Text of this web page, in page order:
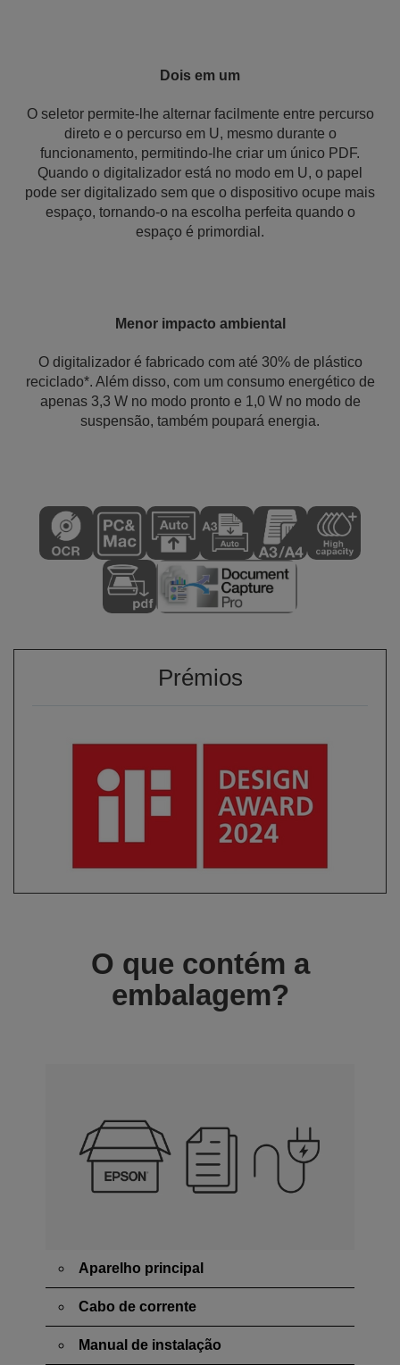
Dois em um
O seletor permite-lhe alternar facilmente entre percurso
direto e o percurso em U, mesmo durante o
funcionamento, permitindo-lhe criar um único PDF.
Quando o digitalizador está no modo em U, o papel
pode ser digitalizado sem que o dispositivo ocupe mais
espaço, tornando-o na escolha perfeita quando o
espaço é primordial.
Menor impacto ambiental
O digitalizador é fabricado com até 30% de plástico
reciclado*. Além disso, com um consumo energético de
apenas 3,3 W no modo pronto e 1,0 W no modo de
suspensão, também poupará energia.
Prémios
O que contém a
embalagem?
Aparelho principal
Cabo de corrente
Manual de instalação